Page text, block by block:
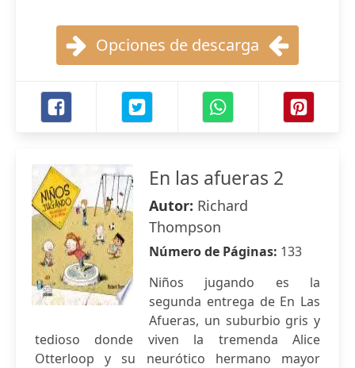
Opciones de descarga
En las afueras 2
Autor: Richard
Thompson
Número de Páginas: 133
Niños jugando es la
segunda entrega de En Las
Afueras, un suburbio gris y
tedioso donde viven la tremenda Alice
Otterloop y su neurótico hermano mayor